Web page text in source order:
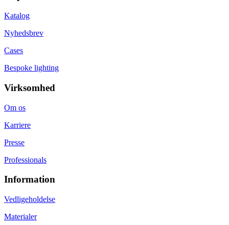
Katalog
Nyhedsbrev
Cases
Bespoke lighting
Virksomhed
Om os
Karriere
Presse
Professionals
Information
Vedligeholdelse
Materialer